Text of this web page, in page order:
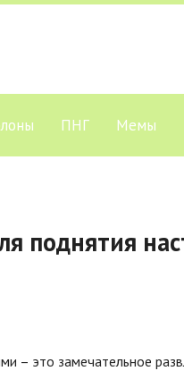
ПНГ Мемы
поднятия
– это замечательное